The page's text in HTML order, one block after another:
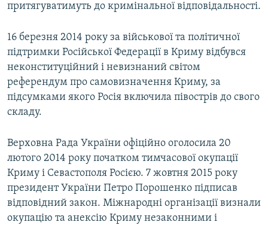
притягуватимуть до кримінальної відповідальності.
16 березня 2014 року за військової та політичної
підтримки Російської Федерації в Криму відбувся
неконституційний і невизнаний світом
референдум про самовизначення Криму, за
підсумками якого Росія включила півострів до свого
складу.
Верховна Рада України офіційно оголосила 20
лютого 2014 року початком тимчасової окупації
Криму і Севастополя Росією. 7 жовтня 2015 року
президент України Петро Порошенко підписав
відповідний закон. Міжнародні організації визнали
окупацію та анексію Криму незаконними і